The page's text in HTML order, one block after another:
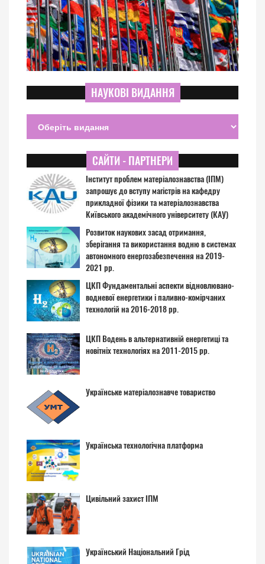
НАУКОВІ ВИДАННЯ
САЙТИ - ПАРТНЕРИ
Інститут проблем матеріалознавства (ІПМ)
запрошує до вступу магістрів на кафедру
прикладної фізики та матеріалознавства
Київського академічного університету (КАУ)
Розвиток наукових засад отримання,
зберігання та використання водню в системах
автономного енергозабезпечення на 2019-
2021 рр.
ЦКП Фундаментальні аспекти відновлювано-
водневої енергетики і паливно-комірчаних
технологій на 2016-2018 рр.
ЦКП Водень в альтернативній енергетиці та
новітніх технологіях на 2011-2015 рр.
Українське матеріалознавче товариство
Українська технологічна платформа
Цивільний захист ІПМ
Український Національний Грід